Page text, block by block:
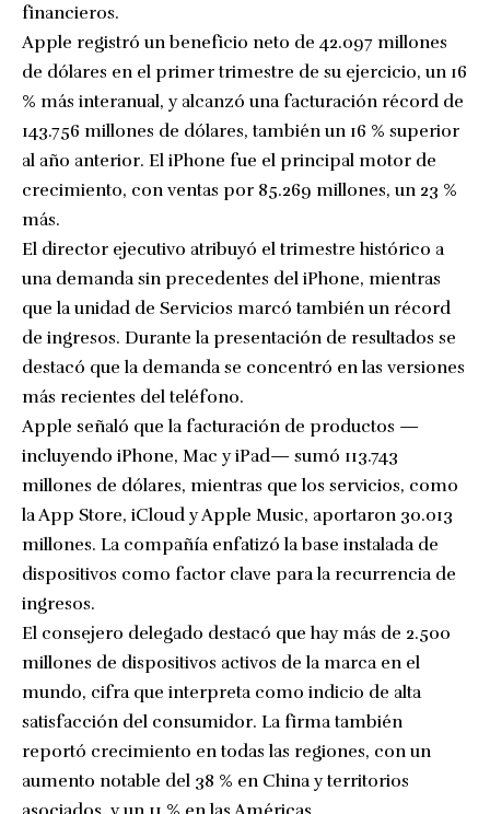
financieros.
Apple registró un beneficio neto de 42.097 millones
de dólares en el primer trimestre de su ejercicio, un 16
% más interanual, y alcanzó una facturación récord de
143.756 millones de dólares, también un 16 % superior
al año anterior. El iPhone fue el principal motor de
crecimiento, con ventas por 85.269 millones, un 23 %
más.
El director ejecutivo atribuyó el trimestre histórico a
una demanda sin precedentes del iPhone, mientras
que la unidad de Servicios marcó también un récord
de ingresos. Durante la presentación de resultados se
destacó que la demanda se concentró en las versiones
más recientes del teléfono.
Apple señaló que la facturación de productos —
incluyendo iPhone, Mac y iPad— sumó 113.743
millones de dólares, mientras que los servicios, como
la App Store, iCloud y Apple Music, aportaron 30.013
millones. La compañía enfatizó la base instalada de
dispositivos como factor clave para la recurrencia de
ingresos.
El consejero delegado destacó que hay más de 2.500
millones de dispositivos activos de la marca en el
mundo, cifra que interpreta como indicio de alta
satisfacción del consumidor. La firma también
reportó crecimiento en todas las regiones, con un
aumento notable del 38 % en China y territorios